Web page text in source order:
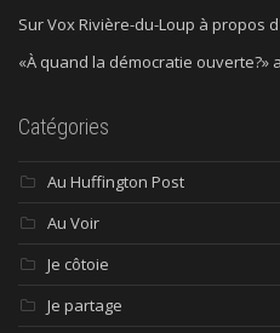
Sur Vox Rivière-du-Loup à propos
«À quand la démocratie ouverte?»
Catégories
Au Huffington Post
Au Voir
Je côtoie
Je partage